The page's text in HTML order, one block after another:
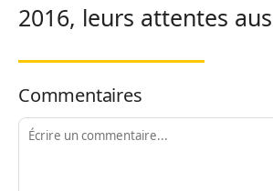
2016, leurs attentes
Commentaires